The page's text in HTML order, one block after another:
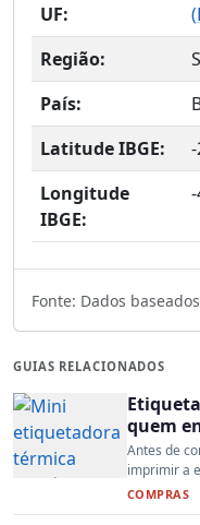
UF: (
Região:
País:
Latitude IBGE:
Longitude
IBGE:
Fonte: Dados
GUIAS RELACIONADOS
quem
Antes de
imprimir a
COMPRAS